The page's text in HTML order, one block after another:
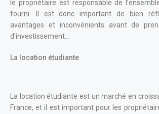
le propriétaire est responsable de
fourni. Il est donc important de bien
avantages et inconvénients avant de
d’investissement…
La location étudiante
La location étudiante est un marché en
France, et il est important pour les